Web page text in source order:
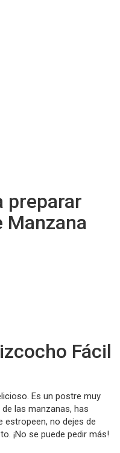
preparar
Manzana
Fácil
Es un postre muy
las manzanas, has
no dejes de
¡No se puede pedir más!